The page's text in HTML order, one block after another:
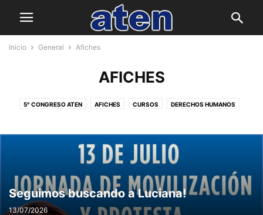
Inicio General Afiches
AFICHES
5° CONGRESO ATEN AFICHES CURSOS DERECHOS HUMANOS
ED. FORMAL NO OBLIGATORIA ESC. DE GESTIÓN SOCIAL I.S.S.N.
INCLUSIÓN Y EDUCACIÓN ESPECIAL MODALIDAD ADULTOS
NIVEL MEDIO NIVEL PRIMARIO
Seguimos buscando a Luciana!
13/07/2026